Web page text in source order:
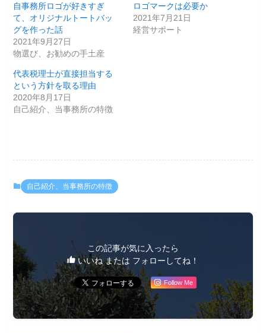
自事務所ロゴが好きすぎ
て、オリジナルトートバッ
グを作った話
2021年9月27日
物選び、お勧めの手土産
ロゴマークは必要か
2021年7月21日
経営サポート
代表税理士が直接担当する
という方針を取る理由
2020年8月17日
自己紹介、当事務所の特徴
自己紹介、当事務所の特徴
この記事が気に入ったら
いいね または フォローしてね！
Follow Me